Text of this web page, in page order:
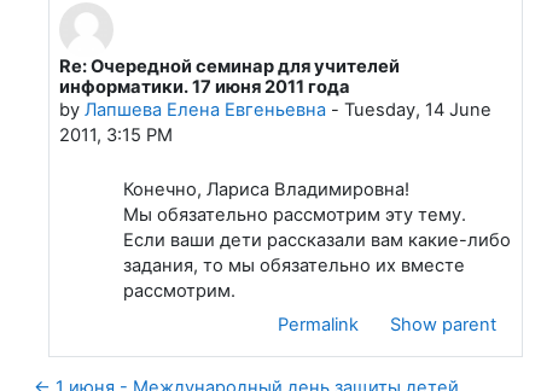
In reply to Сурчалова Лариса Владимировна
Re: Очередной семинар для учителей
информатики. 17 июня 2011 года
by Лапшева Елена Евгеньевна- Tuesday, 14 June
2011, 3:15 PM
Конечно, Лариса Владимировна!
Мы обязательно рассмотрим эту тему.
Если ваши дети рассказали вам какие-либо
задания, то мы обязательно их вместе
рассмотрим.
Permalink
Show parent